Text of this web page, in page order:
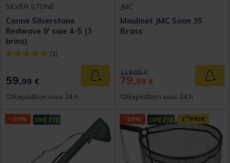
SILVER STONE
Canne Silverstone
Redwave 9' soie 4-5 (3
brins)
[object Object] out of 5 Customer Rating
(1)
59,99 € Ajouter au panier
Expédition sous 24 h
JMC
Moulinet JMC Soon 35
Brass
Price reduced from
119,00 €to
79,99 €
Expédition sous 24 h
-30% -20% 1ERPRIX